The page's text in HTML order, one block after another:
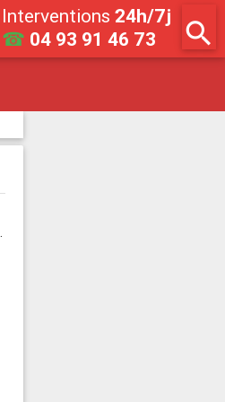
Interventions 24h/7j
☎ 04 93 91 46 73 search